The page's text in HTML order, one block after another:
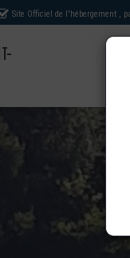
Site Officiel de l'hébergement ,